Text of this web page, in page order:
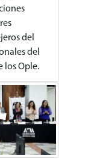
del
del
los Ople.